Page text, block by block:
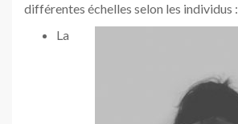
différentes échelles selon les individus :
La